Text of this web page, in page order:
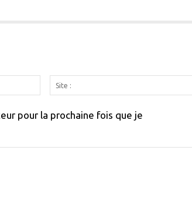
Email
:
pour la prochaine fois que je